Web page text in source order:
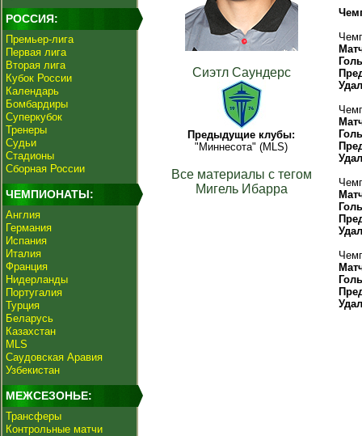
РОССИЯ:
Премьер-лига
Первая лига
Вторая лига
Кубок России
Календарь
Бомбардиры
Суперкубок
Тренеры
Судьи
Стадионы
Сборная России
ЧЕМПИОНАТЫ:
Англия
Германия
Испания
Италия
Франция
Нидерланды
Португалия
Турция
Беларусь
Казахстан
MLS
Саудовская Аравия
Узбекистан
МЕЖСЕЗОНЬЕ:
Трансферы
Контрольные матчи
Сиэтл Саундерс
Предыдущие клубы:
"Миннесота" (MLS)
Все материалы с тегом
Мигель Ибарра